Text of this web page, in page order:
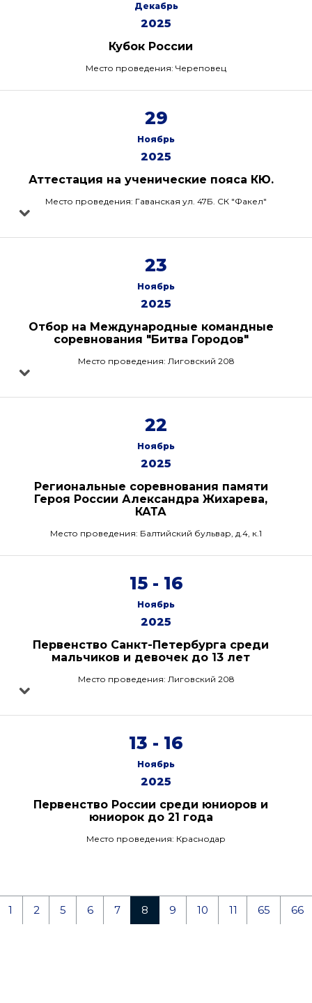
Декабрь
2025
Кубок России
Место проведения: Череповец
29
Ноябрь
2025
Аттестация на ученические пояса КЮ.
Место проведения: Гаванская ул. 47Б. СК "Факел"
23
Ноябрь
2025
Отбор на Международные командные
соревнования "Битва Городов"
Место проведения: Лиговский 208
22
Ноябрь
2025
Региональные соревнования памяти
Героя России Александра Жихарева,
КАТА
Место проведения: Балтийский бульвар, д.4, к.1
15 - 16
Ноябрь
2025
Первенство Санкт-Петербурга среди
мальчиков и девочек до 13 лет
Место проведения: Лиговский 208
13 - 16
Ноябрь
2025
Первенство России среди юниоров и
юниорок до 21 года
Место проведения: Краснодар
1 2 5 6 7 8 9 10 11 65 66